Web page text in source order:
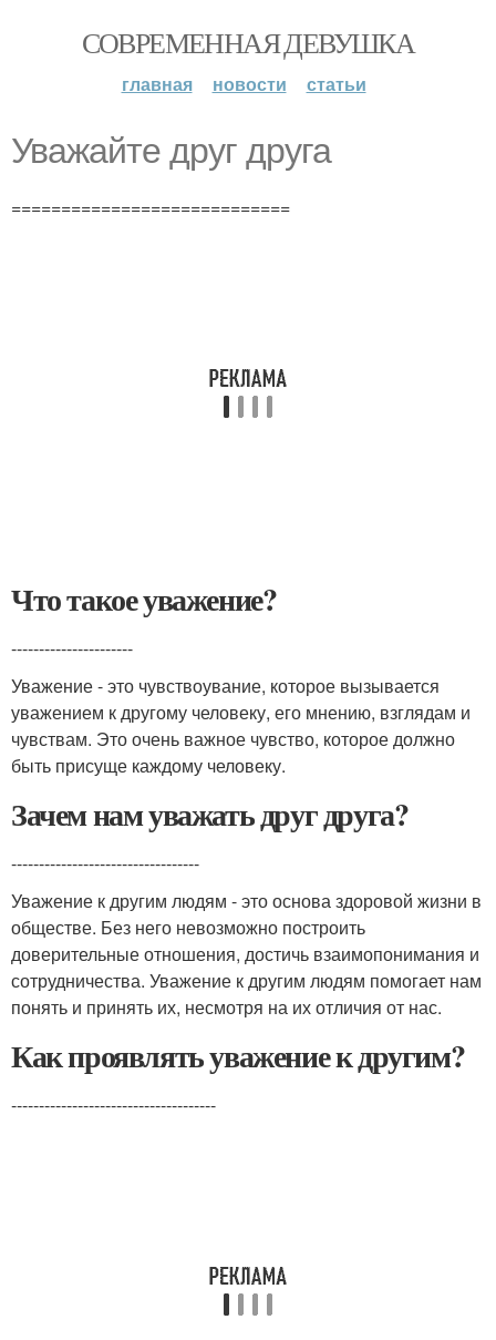
СОВРЕМЕННАЯ ДЕВУШКА
главная новости статьи
Уважайте друг друга
============================
Что такое уважение?
----------------------
Уважение - это чувствоувание, которое вызывается
уважением к другому человеку, его мнению, взглядам и
чувствам. Это очень важное чувство, которое должно
быть присуще каждому человеку.
Зачем нам уважать друг друга?
----------------------------------
Уважение к другим людям - это основа здоровой жизни в
обществе. Без него невозможно построить
доверительные отношения, достичь взаимопонимания и
сотрудничества. Уважение к другим людям помогает нам
понять и принять их, несмотря на их отличия от нас.
Как проявлять уважение к другим?
-------------------------------------